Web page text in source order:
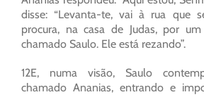
disse: “Levanta-te, vai à rua que
procura, na casa de Judas, por
chamado Saulo. Ele está rezando”.
12E, numa visão, Saulo
chamado Ananias, entrando e